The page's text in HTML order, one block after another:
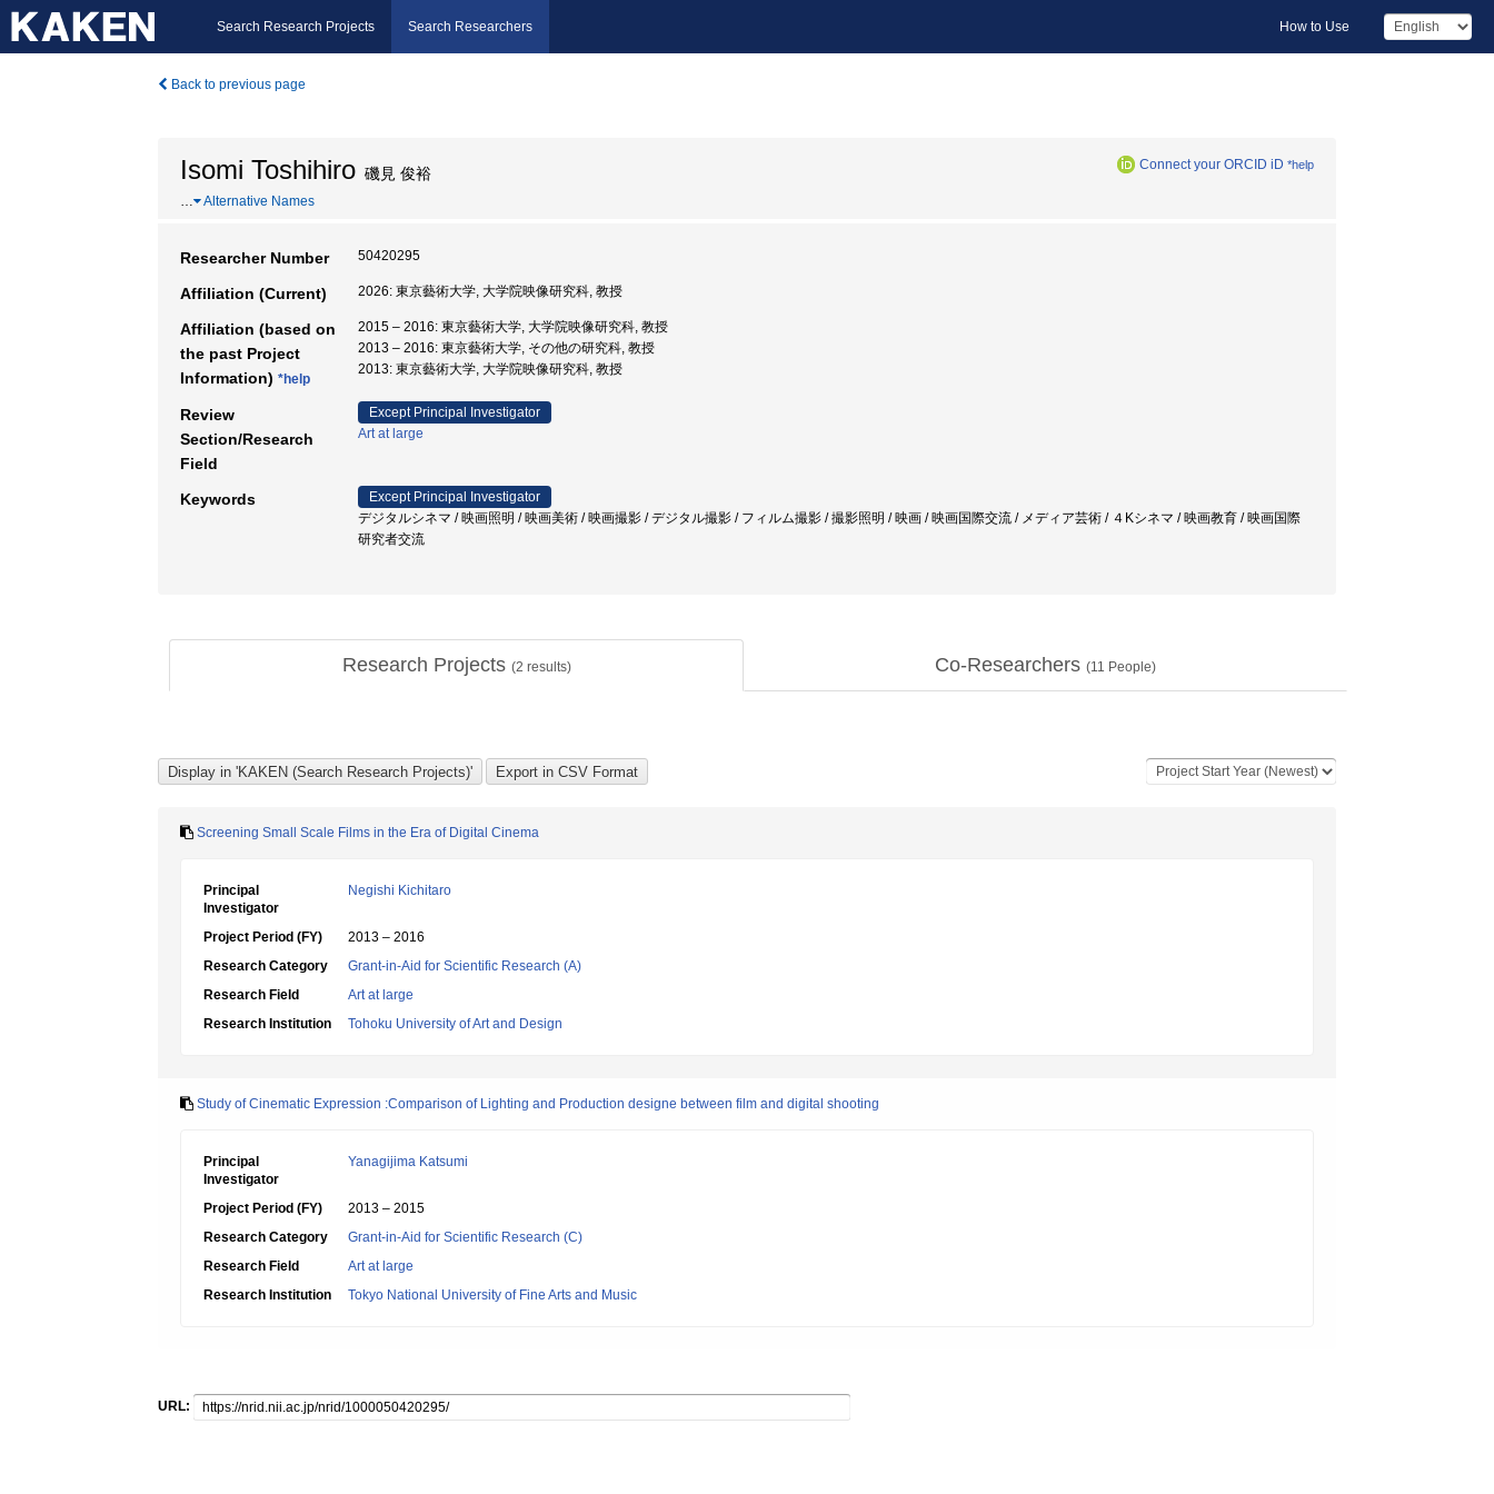
Search Research Projects Search Researchers How to Use
Back to previous page
Isomi Toshihiro 磯見 俊裕 Connect your ORCID iD *help
… Alternative Names
Researcher Number 50420295
Affiliation (Current) 2026: 東京藝術大学, 大学院映像研究科, 教授
Affiliation (based on
the past Project
Information) *help
2015 – 2016: 東京藝術大学, 大学院映像研究科, 教授
2013 – 2016: 東京藝術大学, その他の研究科, 教授
2013: 東京藝術大学, 大学院映像研究科, 教授
Review
Section/Research
Field
Except Principal Investigator
Art at large
Keywords
Except Principal Investigator
デジタルシネマ / 映画照明 / 映画美術 / 映画撮影 / デジタル撮影 / フィルム撮影 / 撮影照明 / 映画 / 映画国際交流 / メディア芸術 / ４Kシネマ / 映画教育 / 映画国際
研究者交流
Research Projects (2 results) Co-Researchers (11 People)
Screening Small Scale Films in the Era of Digital Cinema
Principal
Investigator
Negishi Kichitaro
Project Period (FY)
2013 – 2016
Research Category
Grant-in-Aid for Scientific Research (A)
Research Field
Art at large
Research Institution
Tohoku University of Art and Design
Study of Cinematic Expression :Comparison of Lighting and Production designe between film and digital shooting
Principal
Investigator
Yanagijima Katsumi
Project Period (FY)
2013 – 2015
Research Category
Grant-in-Aid for Scientific Research (C)
Research Field
Art at large
Research Institution
Tokyo National University of Fine Arts and Music
URL: